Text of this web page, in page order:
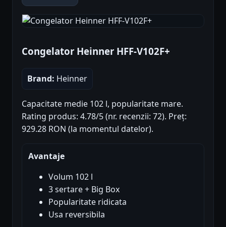
Congelator Heinner HFF-V102F+
Brand: Heinner
Capacitate medie 102 l, popularitate mare.
Rating produs: 4.78/5 (nr. recenzii: 72). Preț:
929.28 RON (la momentul datelor).
Avantaje
Volum 102 l
3 sertare + Big Box
Popularitate ridicata
Usa reversibila